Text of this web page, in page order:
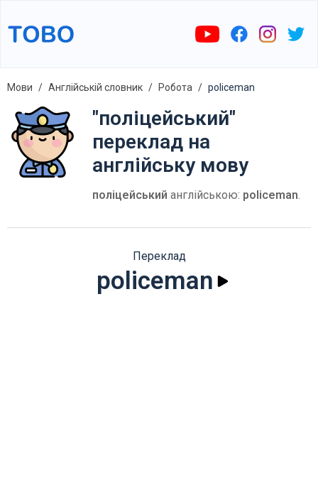
Мови Англійській словник Робота policeman
"поліцейський"
переклад на
англійську мову
поліцейський англійською: policeman.
Переклад
policeman